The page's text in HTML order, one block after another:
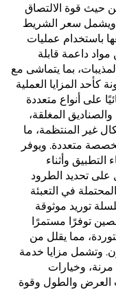
حيث قوة الالتصاق
ويشمل سعر الشريط
باستخدام عمليات
مواد داعمة قابلة
بما يتماشى مع
كأحد المزايا العملية
على أنواع متعددة
المغلقة،
غير المنتظمة، ما
متعددة. ويوفر
التطبيق وأثناء
تحديد الطرود
في التعبئة
توريد موثوقة
توفرًا مستمرًا
مما يقلل من
وتشمل مزايا خدمة
وخيارات
والطول وقوة